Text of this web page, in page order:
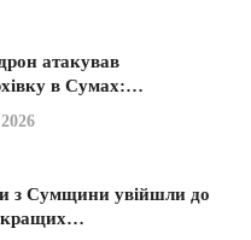
атакував
в Сумах:…
з Сумщини увійшли до